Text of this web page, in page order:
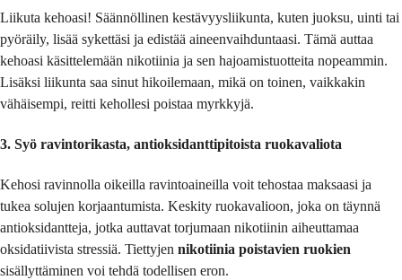
Liikuta kehoasi! Säännöllinen kestävyysliikunta, kuten juoksu, uinti tai
pyöräily, lisää sykettäsi ja edistää aineenvaihduntaasi. Tämä auttaa
kehoasi käsittelemään nikotiinia ja sen hajoamistuotteita nopeammin.
Lisäksi liikunta saa sinut hikoilemaan, mikä on toinen, vaikkakin
vähäisempi, reitti kehollesi poistaa myrkkyjä.
3. Syö ravintorikasta, antioksidanttipitoista ruokavaliota
Kehosi ravinnolla oikeilla ravintoaineilla voit tehostaa maksaasi ja
tukea solujen korjaantumista. Keskity ruokavalioon, joka on täynnä
antioksidantteja, jotka auttavat torjumaan nikotiinin aiheuttamaa
oksidatiivista stressiä. Tiettyjen nikotiinia poistavien ruokien
sisällyttäminen voi tehdä todellisen eron.